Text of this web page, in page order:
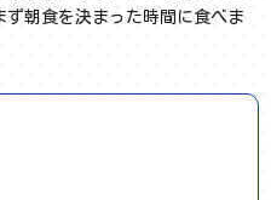
朝食を決まった時間に食べま